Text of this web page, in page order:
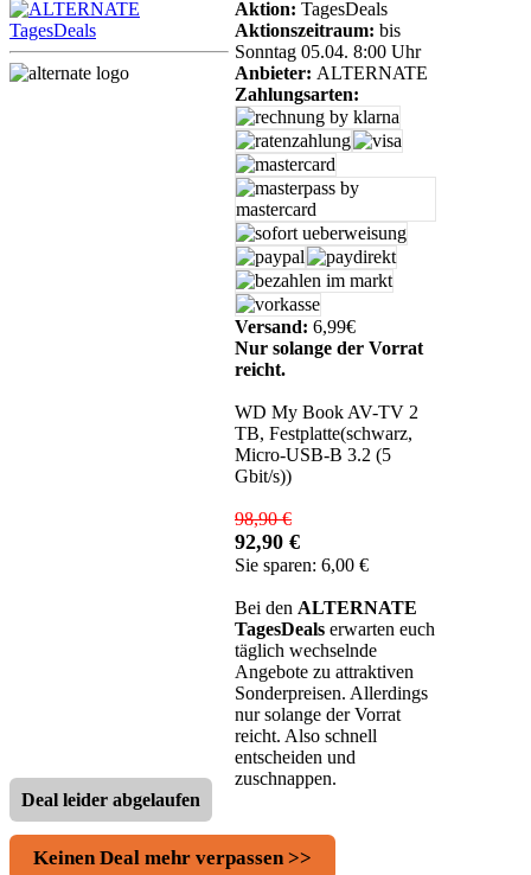
Aktion: TagesDeals
Aktionszeitraum: bis
Sonntag 05.04. 8:00 Uhr
Anbieter: ALTERNATE
Zahlungsarten:
Versand: 6,99€
Nur solange der Vorrat
reicht.
WD My Book AV-TV 2
TB, Festplatte(schwarz,
Micro-USB-B 3.2 (5
Gbit/s))
98,90 €
92,90 €
Sie sparen: 6,00 €
Bei den ALTERNATE
TagesDeals erwarten euch
täglich wechselnde
Angebote zu attraktiven
Sonderpreisen. Allerdings
nur solange der Vorrat
reicht. Also schnell
entscheiden und
zuschnappen.
Deal leider abgelaufen
Keinen Deal mehr verpassen >>